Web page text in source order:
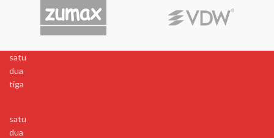
satu
dua
tiga
satu
dua